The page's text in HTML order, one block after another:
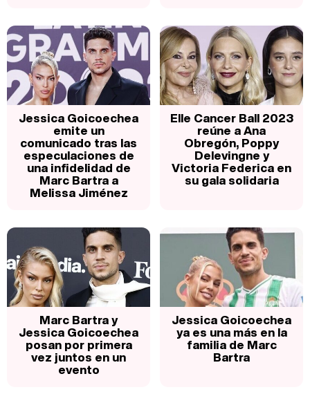
Jessica Goicoechea
emite un
comunicado tras las
especulaciones de
una infidelidad de
Marc Bartra a
Melissa Jiménez
Elle Cancer Ball 2023
reúne a Ana
Obregón, Poppy
Delevingne y
Victoria Federica en
su gala solidaria
Marc Bartra y
Jessica Goicoechea
posan por primera
vez juntos en un
evento
Jessica Goicoechea
ya es una más en la
familia de Marc
Bartra